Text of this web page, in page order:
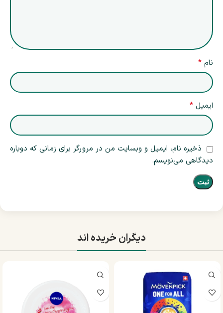
نام *
ایمیل *
ذخیره نام، ایمیل و وبسایت من در مرورگر برای زمانی که دوباره
دیدگاهی می‌نویسم.
دیگران خریده اند